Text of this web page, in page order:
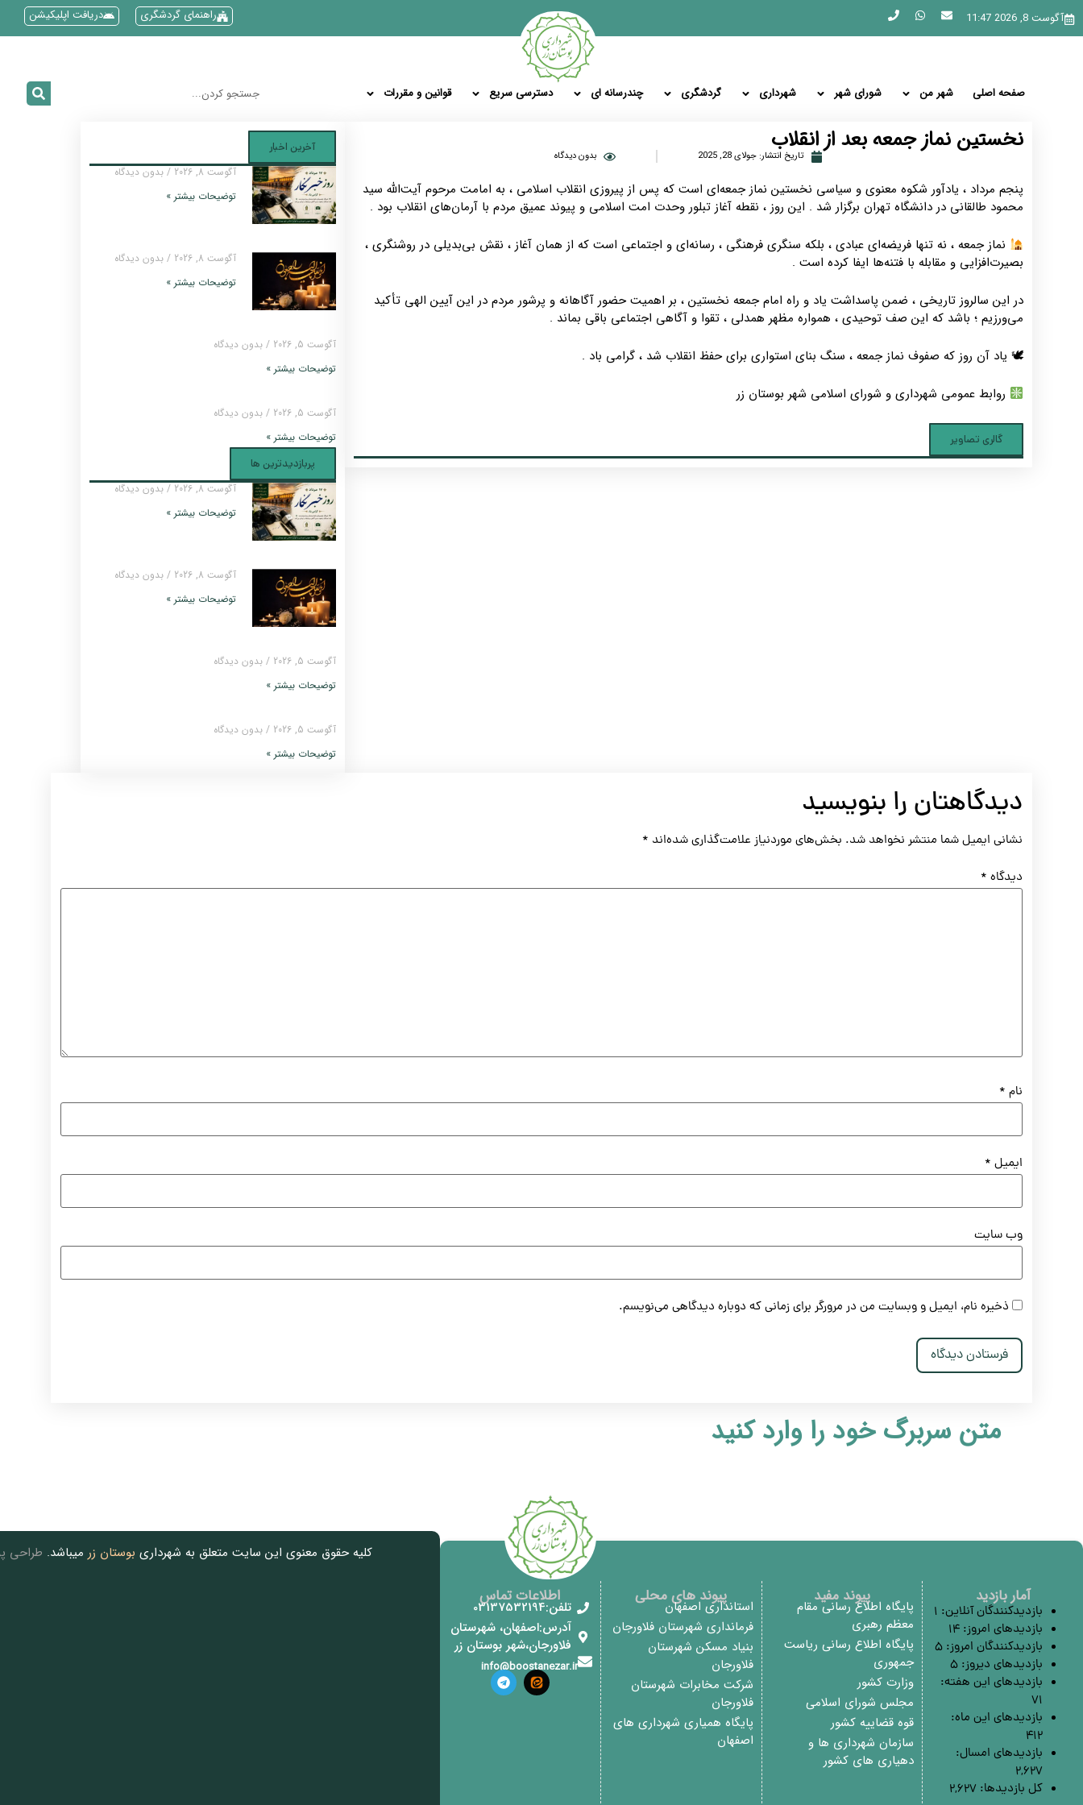
آگوست 8, 2026 11:47 راهنمای گردشگری دریافت اپلیکیشن
صفحه اصلی شهر من شورای شهر شهرداری گردشگری چندرسانه ای دسترسی سریع قوانین و مقررات
نخستین نماز جمعه‌ بعد از انقلاب
تاریخ انتشار: جولای 28, 2025 بدون دیدگاه
پنجم مرداد ، یادآور شکوه معنوی و سیاسی نخستین نماز جمعه‌ای است که پس از پیروزی انقلاب اسلامی ، به امامت مرحوم آیت‌الله سید
محمود طالقانی در دانشگاه تهران برگزار شد . این روز ، نقطه‌ آغاز تبلور وحدت امت اسلامی و پیوند عمیق مردم با آرمان‌های انقلاب بود .
نماز جمعه ، نه تنها فریضه‌ای عبادی ، بلکه سنگری فرهنگی ، رسانه‌ای و اجتماعی است که از همان آغاز ، نقش بی‌بدیلی در روشنگری ،
بصیرت‌افزایی و مقابله با فتنه‌ها ایفا کرده است .
در این سالروز تاریخی ، ضمن پاسداشت یاد و راه امام جمعه‌ نخستین ، بر اهمیت حضور آگاهانه و پرشور مردم در این آیین الهی تأکید
می‌ورزیم ؛ باشد که این صف توحیدی ، همواره مظهر همدلی ، تقوا و آگاهی اجتماعی باقی بماند .
🕊 یاد آن روز که صفوف نماز جمعه ، سنگ بنای استواری برای حفظ انقلاب شد ، گرامی باد .
روابط عمومی شهرداری و شورای اسلامی شهر بوستان زر
گالری تصاویر
آخرین اخبار
آگوست 8, 2026
بدون دیدگاه
توضیحات بیشتر »
آگوست 8, 2026
بدون دیدگاه
توضیحات بیشتر »
آگوست 5, 2026
بدون دیدگاه
توضیحات بیشتر »
آگوست 5, 2026
بدون دیدگاه
توضیحات بیشتر »
پربازدیدترین ها
آگوست 8, 2026
بدون دیدگاه
توضیحات بیشتر »
آگوست 8, 2026
بدون دیدگاه
توضیحات بیشتر »
آگوست 5, 2026
بدون دیدگاه
توضیحات بیشتر »
آگوست 5, 2026
بدون دیدگاه
توضیحات بیشتر »
دیدگاهتان را بنویسید
نشانی ایمیل شما منتشر نخواهد شد. بخش‌های موردنیاز علامت‌گذاری شده‌اند *
دیدگاه *
نام *
ایمیل *
وب‌ سایت
ذخیره نام، ایمیل و وبسایت من در مرورگر برای زمانی که دوباره دیدگاهی می‌نویسم.
متن سربرگ خود را وارد کنید
آمار بازدید
بازدیدکنندگان آنلاین: 1
بازدیدهای امروز: 14
بازدیدکنندگان امروز: 5
بازدیدهای دیروز: 5
بازدیدهای این هفته:
71
بازدیدهای این ماه:
412
بازدیدهای امسال:
2,627
کل بازدیدها: 2,627
پیوند مفید
پایگاه اطلاع رسانی مقام
معظم رهبری
پایگاه اطلاع رسانی ریاست
جمهوری
وزارت کشور
مجلس شورای اسلامی
قوه قضاییه کشور
سازمان شهرداری ها و
دهیاری های کشور
پیوند های محلی
استانداری اصفهان
فرمانداری شهرستان فلاورجان
بنیاد مسکن شهرستان
فلاورجان
شرکت مخابرات شهرستان
فلاورجان
پایگاه همیاری شهرداری های
اصفهان
اطلاعات تماس
تلفن:03137532194
آدرس:اصفهان، شهرستان
فلاورجان،شهر بوستان زر
info@boostanezar.ir
کلیه حقوق معنوی این سایت متعلق به شهرداری بوستان زر میباشد. طراحی